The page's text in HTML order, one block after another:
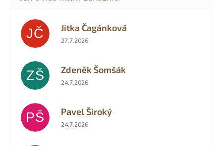
JČ Jitka Čagánková
Hodnocení obchodu je 5 z 5 hvězdiček.
27.7.2026
ZŠ Zdeněk Šomšák
Hodnocení obchodu je 5 z 5 hvězdiček.
24.7.2026
PŠ Pavel Široký
Hodnocení obchodu je 5 z 5 hvězdiček.
24.7.2026